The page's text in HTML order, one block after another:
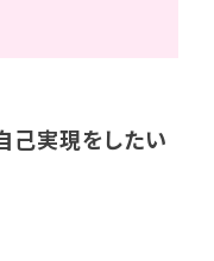
己実現をしたい